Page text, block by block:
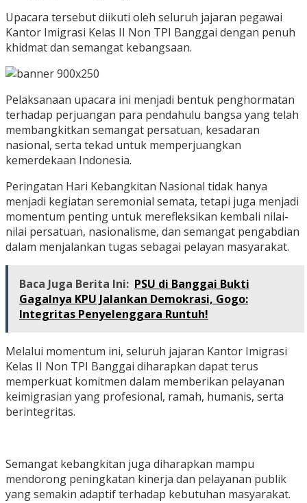
Upacara tersebut diikuti oleh seluruh jajaran pegawai
Kantor Imigrasi Kelas II Non TPI Banggai dengan penuh
khidmat dan semangat kebangsaan.
Pelaksanaan upacara ini menjadi bentuk penghormatan
terhadap perjuangan para pendahulu bangsa yang telah
membangkitkan semangat persatuan, kesadaran
nasional, serta tekad untuk memperjuangkan
kemerdekaan Indonesia.
Peringatan Hari Kebangkitan Nasional tidak hanya
menjadi kegiatan seremonial semata, tetapi juga menjadi
momentum penting untuk merefleksikan kembali nilai-
nilai persatuan, nasionalisme, dan semangat pengabdian
dalam menjalankan tugas sebagai pelayan masyarakat.
Baca Juga Berita Ini: PSU di Banggai Bukti
Gagalnya KPU Jalankan Demokrasi, Gogo:
Integritas Penyelenggara Runtuh!
Melalui momentum ini, seluruh jajaran Kantor Imigrasi
Kelas II Non TPI Banggai diharapkan dapat terus
memperkuat komitmen dalam memberikan pelayanan
keimigrasian yang profesional, ramah, humanis, serta
berintegritas.
Semangat kebangkitan juga diharapkan mampu
mendorong peningkatan kinerja dan pelayanan publik
yang semakin adaptif terhadap kebutuhan masyarakat.